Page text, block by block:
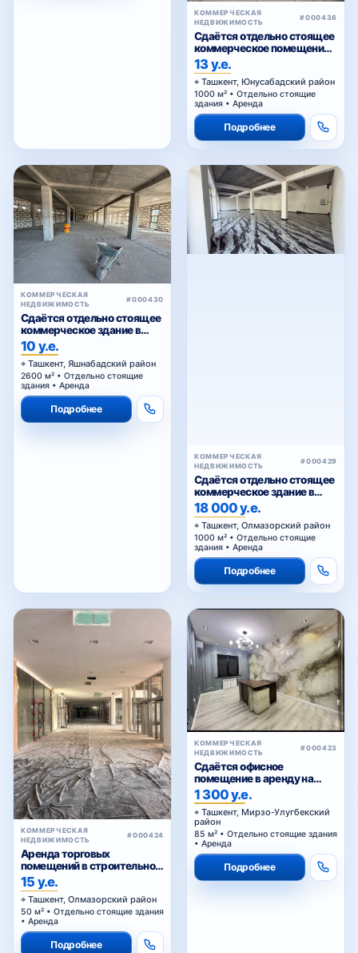
КОММЕРЧЕСКАЯ
НЕДВИЖИМОСТЬ
#000436
Сдаётся отдельно стоящее
коммерческое помещение
в аренду
13 у.е.
Ташкент, Юнусабадский район
1000 м² • Отдельно стоящие
здания • Аренда
Подробнее
КОММЕРЧЕСКАЯ
НЕДВИЖИМОСТЬ
#000430
Сдаётся отдельно стоящее
коммерческое здание в
аренду
10 у.е.
Ташкент, Яшнабадский район
2600 м² • Отдельно стоящие
здания • Аренда
Подробнее
КОММЕРЧЕСКАЯ
НЕДВИЖИМОСТЬ
#000429
Сдаётся отдельно стоящее
коммерческое здание в
аренду
18 000 у.е.
Ташкент, Олмазорский район
1000 м² • Отдельно стоящие
здания • Аренда
Подробнее
КОММЕРЧЕСКАЯ
НЕДВИЖИМОСТЬ
#000424
Аренда торговых
помещений в строительном
торговом центре у Жомий
базара в Ташкенте
15 у.е.
Ташкент, Олмазорский район
50 м² • Отдельно стоящие здания
• Аренда
Подробнее
КОММЕРЧЕСКАЯ
НЕДВИЖИМОСТЬ
#000423
Сдаётся офисное
помещение в аренду на
Паркенском
1 300 у.е.
Ташкент, Мирзо-Улугбекский
район
85 м² • Отдельно стоящие здания
• Аренда
Подробнее